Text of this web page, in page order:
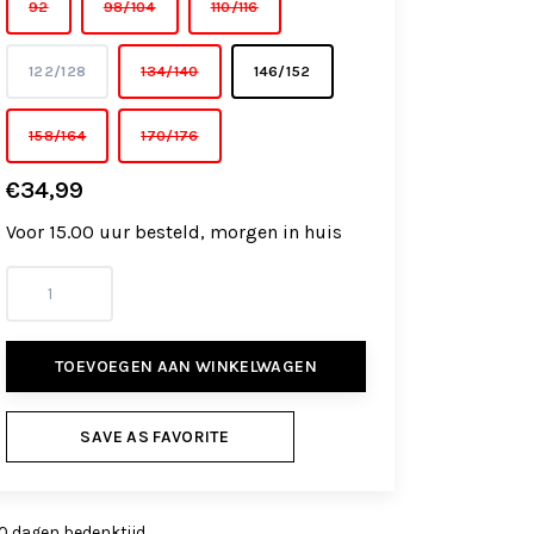
92 98/104 110/116
122/128 134/140 146/152
158/164 170/176
€34,99
Voor 15.00 uur besteld, morgen in huis
TOEVOEGEN AAN WINKELWAGEN
SAVE AS FAVORITE